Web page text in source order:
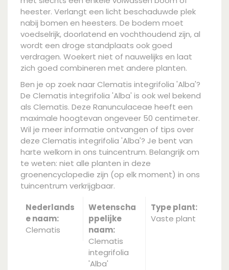
heester. Verlangt een licht beschaduwde plek
nabij bomen en heesters. De bodem moet
voedselrijk, doorlatend en vochthoudend zijn, al
wordt een droge standplaats ook goed
verdragen. Woekert niet of nauwelijks en laat
zich goed combineren met andere planten.
Ben je op zoek naar Clematis integrifolia 'Alba'?
De Clematis integrifolia 'Alba' is ook wel bekend
als Clematis. Deze Ranunculaceae heeft een
maximale hoogtevan ongeveer 50 centimeter.
Wil je meer informatie ontvangen of tips over
deze Clematis integrifolia 'Alba'? Je bent van
harte welkom in ons tuincentrum. Belangrijk om
te weten: niet alle planten in deze
groenencyclopedie zijn (op elk moment) in ons
tuincentrum verkrijgbaar.
Nederlands
e naam:
Clematis
Wetenscha
ppelijke
naam:
Clematis
integrifolia
'Alba'
Type plant:
Vaste plant